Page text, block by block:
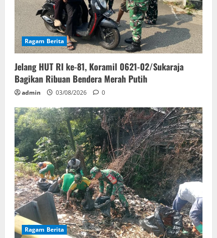
Ragam Berita
Jelang HUT RI ke-81, Koramil 0621-02/Sukaraja
Bagikan Ribuan Bendera Merah Putih
admin 03/08/2026 0
Ragam Berita